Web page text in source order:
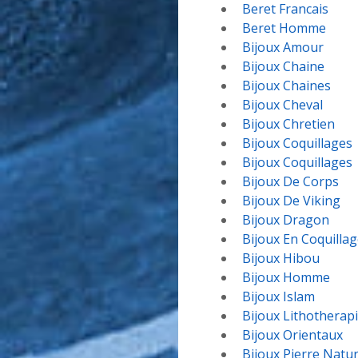
Beret Francais
Beret Homme
Bijoux Amour
Bijoux Chaine
Bijoux Chaines
Bijoux Cheval
Bijoux Chretien
Bijoux Coquillages
Bijoux Coquillages
Bijoux De Corps
Bijoux De Viking
Bijoux Dragon
Bijoux En
Bijoux Hibou
Bijoux Homme
Bijoux Islam
Bijoux
Bijoux Orientaux
Bijoux Pierre